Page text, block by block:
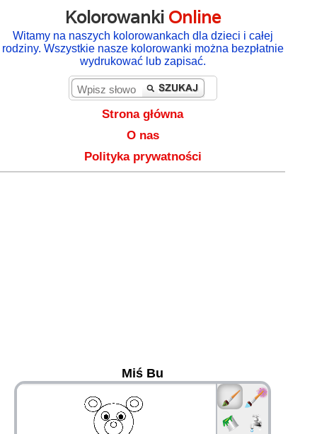
Kolorowanki Online
Witamy na naszych kolorowankach dla dzieci i całej
rodziny. Wszystkie nasze kolorowanki można bezpłatnie
wydrukować lub zapisać.
Strona główna
O nas
Polityka prywatności
Miś Bu